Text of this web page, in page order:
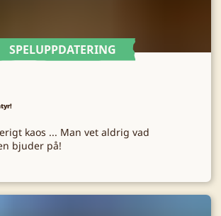
SPELUPPDATERING
kaos ... Man vet aldrig vad
bjuder på!